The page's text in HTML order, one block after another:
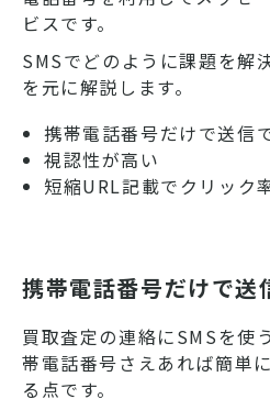
ビスです。
SMSでどのように課題を解
を元に解説します。
携帯電話番号だけで送信
視認性が高い
短縮URL記載でクリック
携帯電話番号だけで送
買取査定の連絡にSMSを使
帯電話番号さえあれば簡単
る点です。